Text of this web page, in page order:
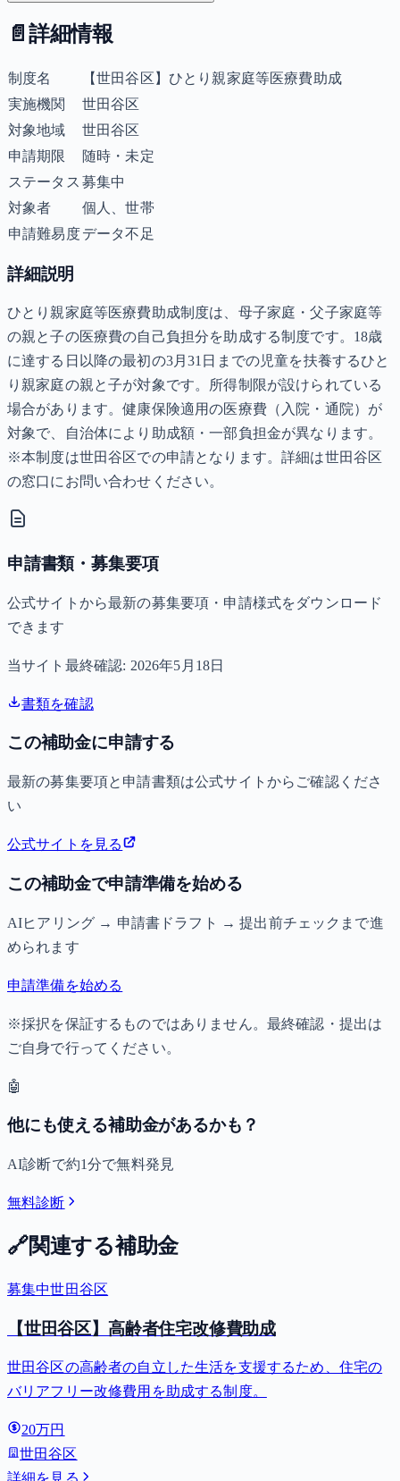
📄 詳細情報
制度名
【世田谷区】ひとり親家庭等医療費助成
実施機関
世田谷区
対象地域
世田谷区
申請期限
随時・未定
ステータス 募集中
対象者
個人、世帯
申請難易度データ不足
詳細説明
ひとり親家庭等医療費助成制度は、母子家庭・父子家庭等
の親と子の医療費の自己負担分を助成する制度です。18歳
に達する日以降の最初の3月31日までの児童を扶養するひと
り親家庭の親と子が対象です。所得制限が設けられている
場合があります。健康保険適用の医療費（入院・通院）が
対象で、自治体により助成額・一部負担金が異なります。
※本制度は世田谷区での申請となります。詳細は世田谷区
の窓口にお問い合わせください。
申請書類・募集要項
公式サイトから最新の募集要項・申請様式をダウンロード
できます
当サイト最終確認: 2026年5月18日
書類を確認
この補助金に申請する
最新の募集要項と申請書類は公式サイトからご確認くださ
い
公式サイトを見る
この補助金で申請準備を始める
AIヒアリング → 申請書ドラフト → 提出前チェックまで進
められます
申請準備を始める
※採択を保証するものではありません。最終確認・提出は
ご自身で行ってください。
🤖
他にも使える補助金があるかも？
AI診断で約1分で無料発見
無料診断
🔗関連する補助金
募集中世田谷区
【世田谷区】高齢者住宅改修費助成
世田谷区の高齢者の自立した生活を支援するため、住宅の
バリアフリー改修費用を助成する制度。
20万円
世田谷区